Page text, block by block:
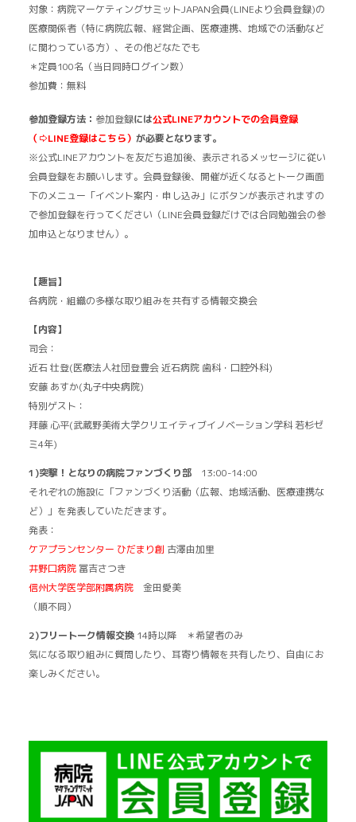
対象：病院マーケティングサミットJAPAN会員(LINEより会員登録)の
医療関係者（特に病院広報、経営企画、医療連携、地域での活動など
に関わっている方）、その他どなたでも
＊定員100名（当日同時ログイン数）
参加費：無料
参加登録方法： 参加登録には公式LINEアカウントでの会員登録
（⇨LINE登録はこちら） が必要となります。
※公式LINEアカウントを友だち追加後、表示されるメッセージに従い
会員登録をお願いします。会員登録後、開催が近くなるとトーク画面
下のメニュー「イベント案内・申し込み」にボタンが表示されますの
で参加登録を行ってください（LINE会員登録だけでは合同勉強会の参
加申込となりません）。
【趣旨】
各病院・組織の多様な取り組みを共有する情報交換会
【内容】
司会：
近石 壮登(医療法人社団登豊会 近石病院 歯科・口腔外科)
安藤 あすか(丸子中央病院)
特別ゲスト：
拜藤 心平(武蔵野美術大学クリエイティブイノベーション学科 若杉ゼ
ミ4年)
1)突撃！となりの病院ファンづくり部 13:00-14:00
それぞれの施設に「ファンづくり活動（広報、地域活動、医療連携な
ど）」を発表していただきます。
発表：
ケアプランセンター ひだまり創 古澤由加里
井野口病院 冨吉さつき
信州大学医学部附属病院 金田愛美
（順不同）
2)フリートーク情報交換 14時以降 ＊希望者のみ
気になる取り組みに質問したり、耳寄り情報を共有したり、自由にお
楽しみください。